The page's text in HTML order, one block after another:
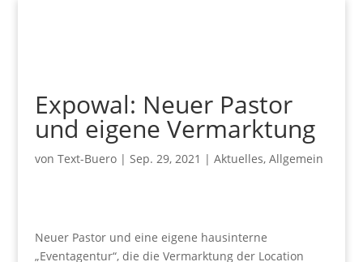
Expowal: Neuer Pastor
und eigene Vermarktung
von Text-Buero| Sep. 29, 2021 | Aktuelles, Allgemein
Neuer Pastor und eine eigene hausinterne
„Eventagentur“, die die Vermarktung der Location